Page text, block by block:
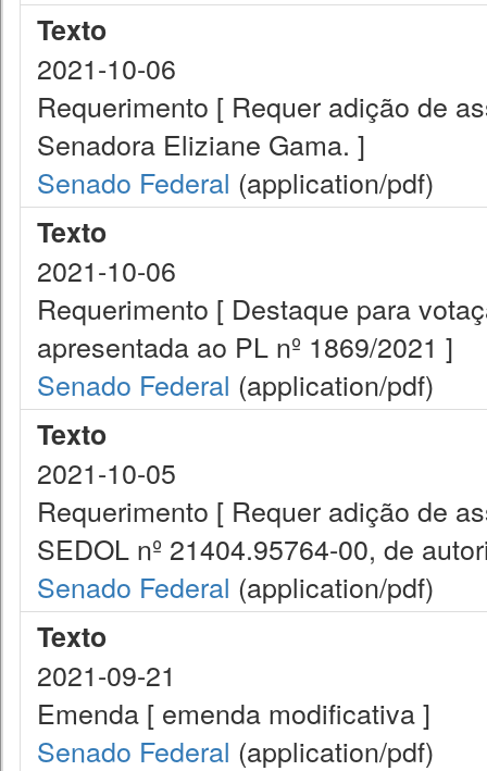
Texto
2021-10-06
Requerimento [ Requer adição de
Senadora Eliziane Gama. ]
Senado Federal (application/pdf)
Texto
2021-10-06
Requerimento [ Destaque para
apresentada ao PL nº 1869/2021 ]
Senado Federal (application/pdf)
Texto
2021-10-05
Requerimento [ Requer adição de
SEDOL nº 21404.95764-00, de
Senado Federal (application/pdf)
Texto
2021-09-21
Emenda [ emenda modificativa ]
Senado Federal (application/pdf)